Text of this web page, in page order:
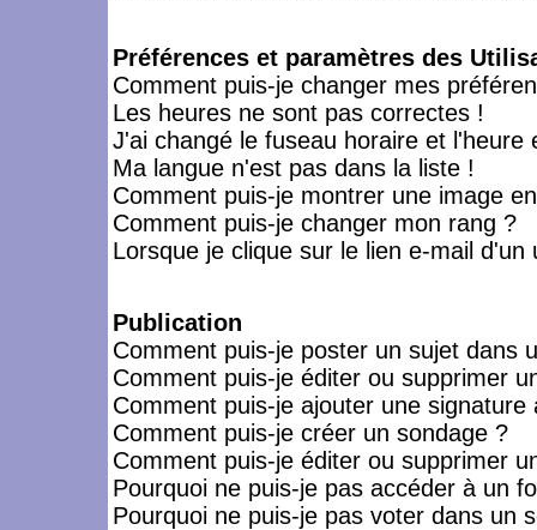
Préférences et paramètres des
Comment puis-je changer mes
Les heures ne sont pas correctes !
J'ai changé le fuseau horaire et l'heure
Ma langue n'est pas dans la liste !
Comment puis-je montrer une image
Comment puis-je changer mon rang ?
Lorsque je clique sur le lien e-mail
Publication
Comment puis-je poster un sujet dans
Comment puis-je éditer ou supprimer
Comment puis-je ajouter une signature
Comment puis-je créer un sondage ?
Comment puis-je éditer ou supprimer
Pourquoi ne puis-je pas accéder à un
Pourquoi ne puis-je pas voter dans un